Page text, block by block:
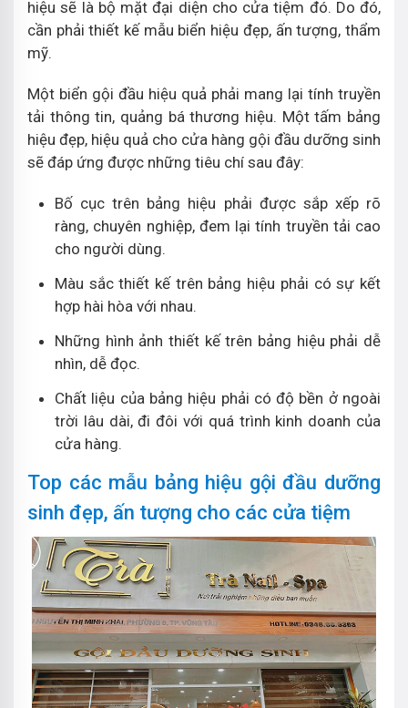
hiệu sẽ là bộ mặt đại diện cho cửa tiệm đó. Do đó,
cần phải thiết kế mẫu biển hiệu đẹp, ấn tượng, thẩm
mỹ.
Một biển gội đầu hiệu quả phải mang lại tính truyền
tải thông tin, quảng bá thương hiệu. Một tấm bảng
hiệu đẹp, hiệu quả cho cửa hàng gội đầu dưỡng sinh
sẽ đáp ứng được những tiêu chí sau đây:
Bố cục trên bảng hiệu phải được sắp xếp rõ
ràng, chuyên nghiệp, đem lại tính truyền tải cao
cho người dùng.
Màu sắc thiết kế trên bảng hiệu phải có sự kết
hợp hài hòa với nhau.
Những hình ảnh thiết kế trên bảng hiệu phải dễ
nhìn, dễ đọc.
Chất liệu của bảng hiệu phải có độ bền ở ngoài
trời lâu dài, đi đôi với quá trình kinh doanh của
cửa hàng.
Top các mẫu bảng hiệu gội đầu dưỡng
sinh đẹp, ấn tượng cho các cửa tiệm